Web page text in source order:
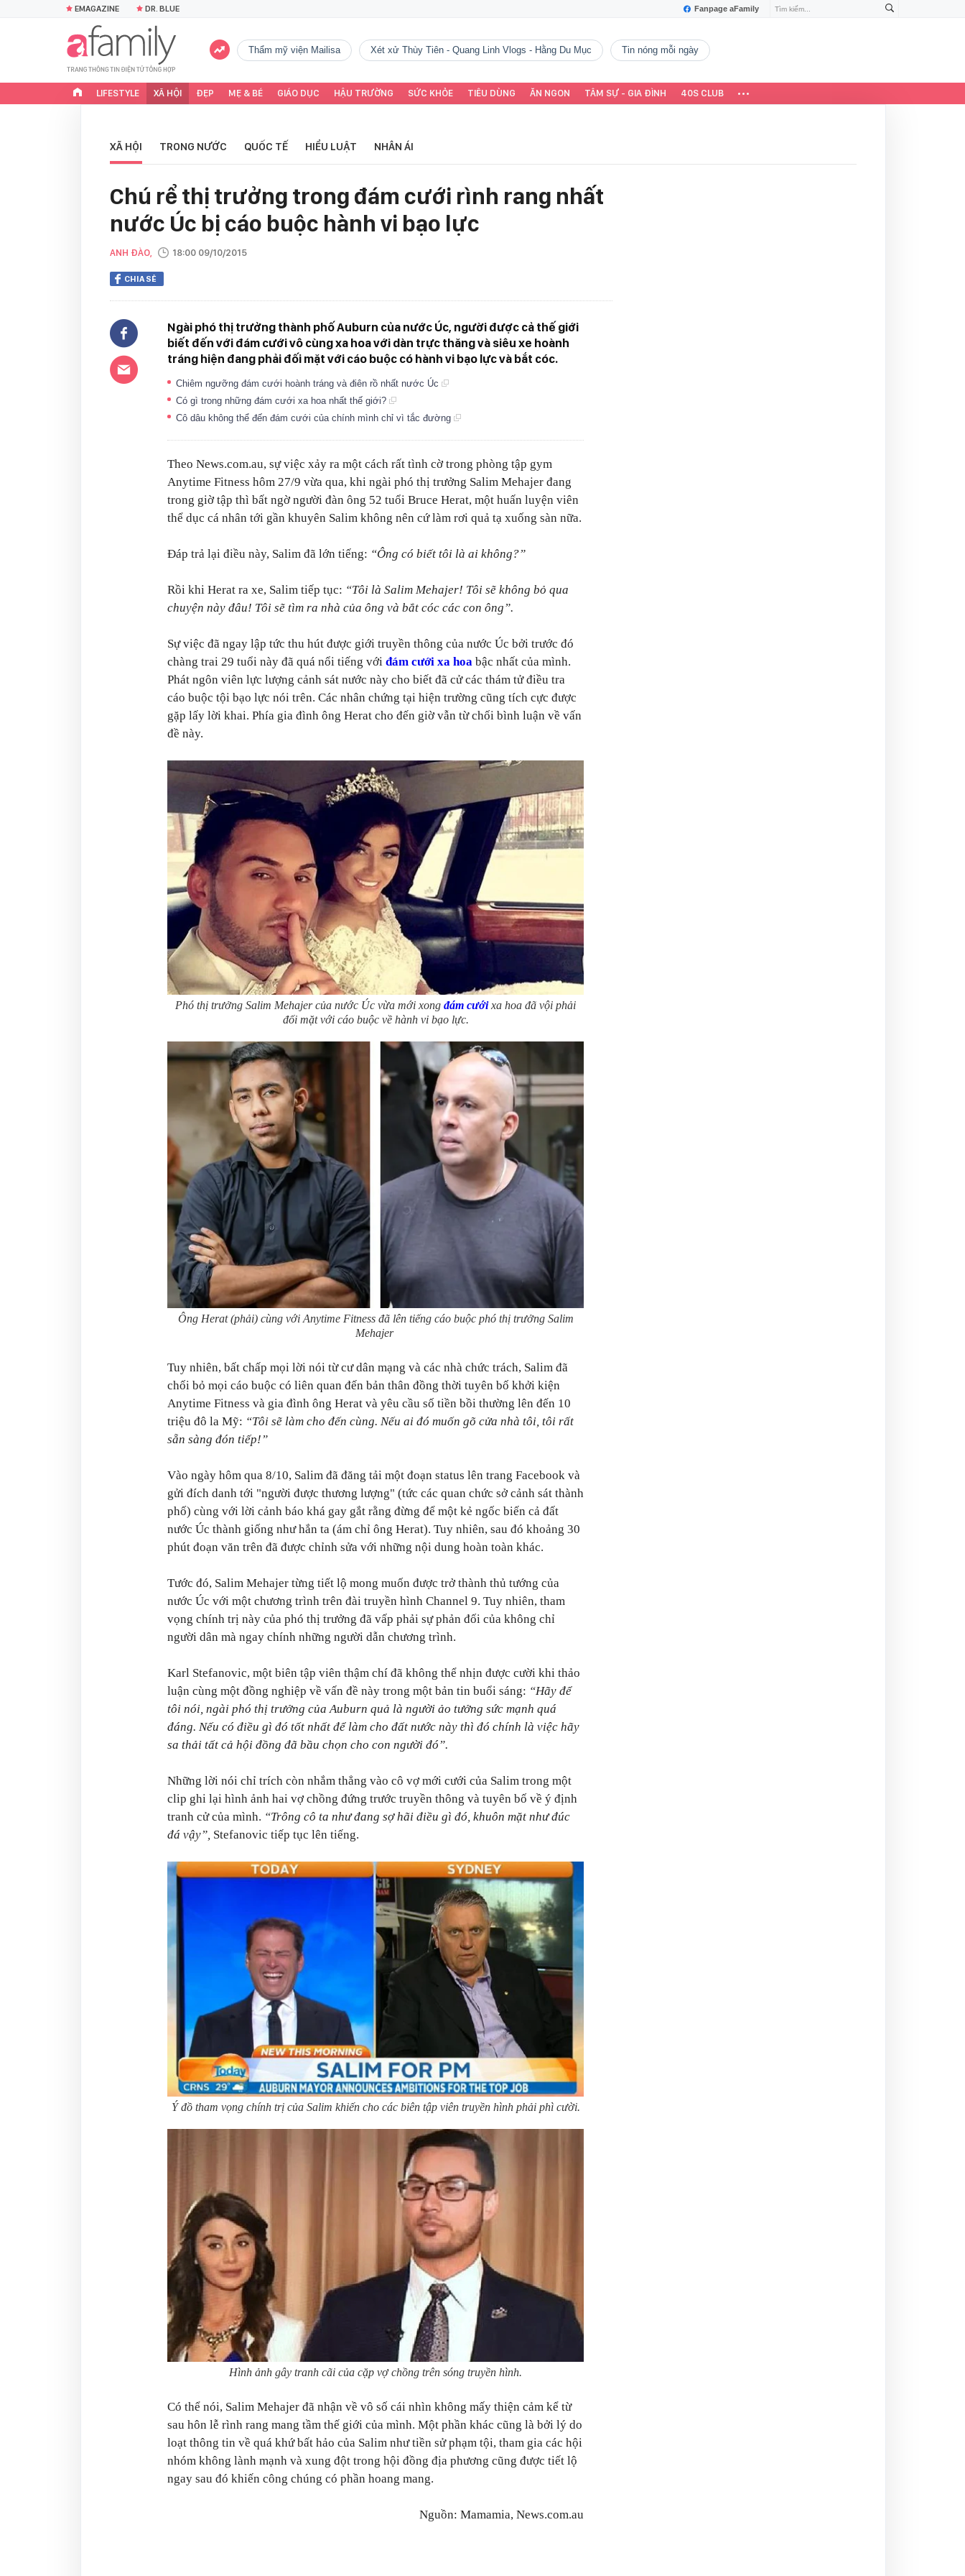
Fanpage aFamily
EMAGAZINE DR. BLUE
Thẩm mỹ viện Mailisa Xét xử Thùy Tiên - Quang Linh Vlogs - Hằng Du Mục tin nóng mỗi ngày
LIFESTYLE XÃ HỘI ĐẸP MẸ & BÉ GIÁO DỤC HẬU TRƯỜNG SỨC KHỎE TIÊU DÙNG ĂN NGON TÂM SỰ - GIA ĐÌNH 40S CLUB
XÃ HỘI TRONG NƯỚC QUỐC TẾ HIỂU LUẬT NHÂN ÁI
Chú rể thị trưởng trong đám cưới rình rang nhất
nước Úc bị cáo buộc hành vi bạo lực
ANH ĐÀO, 18:00 09/10/2015
CHIA SẺ
Ngài phó thị trưởng thành phố Auburn của nước Úc, người được cả thế giới
biết đến với đám cưới vô cùng xa hoa với dàn trực thăng và siêu xe hoành
tráng hiện đang phải đối mặt với cáo buộc có hành vi bạo lực và bắt cóc.
Chiêm ngưỡng đám cưới hoành tráng và điên rồ nhất nước Úc
Có gì trong những đám cưới xa hoa nhất thế giới?
Cô dâu không thể đến đám cưới của chính mình chỉ vì tắc đường
Theo News.com.au, sự việc xảy ra một cách rất tình cờ trong phòng tập gym
Anytime Fitness hôm 27/9 vừa qua, khi ngài phó thị trưởng Salim Mehajer đang
trong giờ tập thì bất ngờ người đàn ông 52 tuổi Bruce Herat, một huấn luyện viên
thể dục cá nhân tới gần khuyên Salim không nên cứ làm rơi quả tạ xuống sàn nữa.
Đáp trả lại điều này, Salim đã lớn tiếng: “Ông có biết tôi là ai không?”
Rồi khi Herat ra xe, Salim tiếp tục: “Tôi là Salim Mehajer! Tôi sẽ không bỏ qua
chuyện này đâu! Tôi sẽ tìm ra nhà của ông và bắt cóc các con ông”.
Sự việc đã ngay lập tức thu hút được giới truyền thông của nước Úc bởi trước đó
chàng trai 29 tuổi này đã quá nổi tiếng với đám cưới xa hoa bậc nhất của mình.
Phát ngôn viên lực lượng cảnh sát nước này cho biết đã cử các thám tử điều tra
cáo buộc tội bạo lực nói trên. Các nhân chứng tại hiện trường cũng tích cực được
gặp lấy lời khai. Phía gia đình ông Herat cho đến giờ vẫn từ chối bình luận về vấn
đề này.
Phó thị trưởng Salim Mehajer của nước Úc vừa mới xong đám cướixa hoa đã vội phải
đối mặt với cáo buộc về hành vi bạo lực.
Ông Herat (phải) cùng với Anytime Fitness đã lên tiếng cáo buộc phó thị trưởng Salim
Mehajer
Tuy nhiên, bất chấp mọi lời nói từ cư dân mạng và các nhà chức trách, Salim đã
chối bỏ mọi cáo buộc có liên quan đến bản thân đồng thời tuyên bố khởi kiện
Anytime Fitness và gia đình ông Herat và yêu cầu số tiền bồi thường lên đến 10
triệu đô la Mỹ: “Tôi sẽ làm cho đến cùng. Nếu ai đó muốn gõ cửa nhà tôi, tôi rất
sẵn sàng đón tiếp!”
Vào ngày hôm qua 8/10, Salim đã đăng tải một đoạn status lên trang Facebook và
gửi đích danh tới "người được thương lượng" (tức các quan chức sở cảnh sát thành
phố) cùng với lời cảnh báo khá gay gắt rằng đừng để một kẻ ngốc biến cả đất
nước Úc thành giống như hắn ta (ám chỉ ông Herat). Tuy nhiên, sau đó khoảng 30
phút đoạn văn trên đã được chỉnh sửa với những nội dung hoàn toàn khác.
Tước đó, Salim Mehajer từng tiết lộ mong muốn được trở thành thủ tướng của
nước Úc với một chương trình trên đài truyền hình Channel 9. Tuy nhiên, tham
vọng chính trị này của phó thị trưởng đã vấp phải sự phản đối của không chỉ
người dân mà ngay chính những người dẫn chương trình.
Karl Stefanovic, một biên tập viên thậm chí đã không thể nhịn được cười khi thảo
luận cùng một đồng nghiệp về vấn đề này trong một bản tin buổi sáng: “Hãy để
tôi nói, ngài phó thị trưởng của Auburn quả là người ảo tưởng sức mạnh quá
đáng. Nếu có điều gì đó tốt nhất để làm cho đất nước này thì đó chính là việc hãy
sa thải tất cả hội đồng đã bầu chọn cho con người đó”.
Những lời nói chỉ trích còn nhắm thẳng vào cô vợ mới cưới của Salim trong một
clip ghi lại hình ảnh hai vợ chồng đứng trước truyền thông và tuyên bố về ý định
tranh cử của mình. “Trông cô ta như đang sợ hãi điều gì đó, khuôn mặt như đúc
đá vậy”, Stefanovic tiếp tục lên tiếng.
Ý đồ tham vọng chính trị của Salim khiến cho các biên tập viên truyền hình phải phì cười.
Hình ảnh gây tranh cãi của cặp vợ chồng trên sóng truyền hình.
Có thể nói, Salim Mehajer đã nhận về vô số cái nhìn không mấy thiện cảm kể từ
sau hôn lễ rình rang mang tầm thế giới của mình. Một phần khác cũng là bởi lý do
loạt thông tin về quá khứ bất hảo của Salim như tiền sử phạm tội, tham gia các hội
nhóm không lành mạnh và xung đột trong hội đồng địa phương cũng được tiết lộ
ngay sau đó khiến công chúng có phần hoang mang.
Nguồn: Mamamia, News.com.au